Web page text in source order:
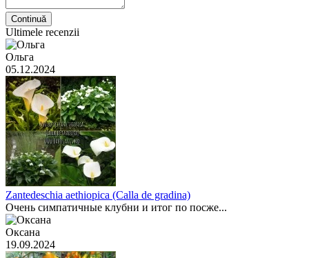
Continuă
Ultimele recenzii
Ольга
05.12.2024
Zantedeschia aethiopica (Calla de gradina)
Очень симпатичные клубни и итог по посже...
Оксана
19.09.2024